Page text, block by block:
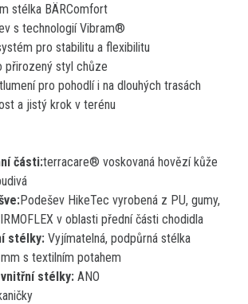
stélka BÄRComfort
s technologií Vibram®
pro stabilitu a flexibilitu
přirozený styl chůze
pro pohodlí i na dlouhých trasách
a jistý krok v terénu
části:terracare® voskovaná hovězí kůže
Podešev HikeTec vyrobená z PU, gumy,
v oblasti přední části chodidla
stélky: Vyjímatelná, podpůrná stélka
s textilním potahem
stélky: ANO